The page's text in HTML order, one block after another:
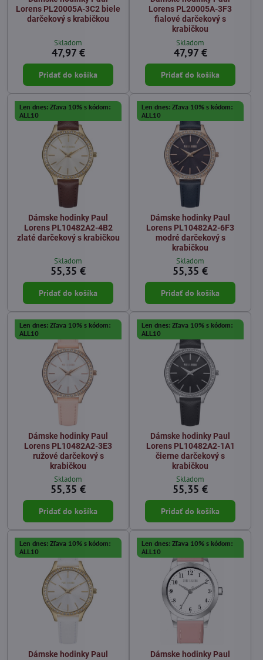
Lorens PL20005A-3C2 biele
darčekový s krabičkou
Skladom
47,97 €
Pridať do košíka
Lorens PL20005A-3F3
fialové darčekový s
krabičkou
Skladom
47,97 €
Pridať do košíka
Len dnes: Zľava 10% s kódom:
ALL10
Dámske hodinky Paul
Lorens PL10482A2-4B2
zlaté darčekový s krabičkou
Skladom
55,35 €
Pridať do košíka
Len dnes: Zľava 10% s kódom:
ALL10
Dámske hodinky Paul
Lorens PL10482A2-6F3
modré darčekový s
krabičkou
Skladom
55,35 €
Pridať do košíka
Len dnes: Zľava 10% s kódom:
ALL10
Dámske hodinky Paul
Lorens PL10482A2-3E3
ružové darčekový s
krabičkou
Skladom
55,35 €
Pridať do košíka
Len dnes: Zľava 10% s kódom:
ALL10
Dámske hodinky Paul
Lorens PL10482A2-1A1
čierne darčekový s
krabičkou
Skladom
55,35 €
Pridať do košíka
Len dnes: Zľava 10% s kódom:
ALL10
Dámske hodinky Paul
Len dnes: Zľava 10% s kódom:
ALL10
Dámske hodinky Paul